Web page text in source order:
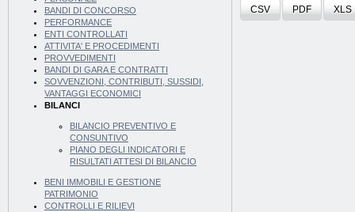
BANDI DI CONCORSO
PERFORMANCE
ENTI CONTROLLATI
ATTIVITA' E PROCEDIMENTI
PROVVEDIMENTI
BANDI DI GARA E CONTRATTI
SOVVENZIONI, CONTRIBUTI, SUSSIDI,
VANTAGGI ECONOMICI
BILANCI
BILANCIO PREVENTIVO E
CONSUNTIVO
PIANO DEGLI INDICATORI E
RISULTATI ATTESI DI BILANCIO
BENI IMMOBILI E GESTIONE
PATRIMONIO
CONTROLLI E RILIEVI
CSV PDF XLS